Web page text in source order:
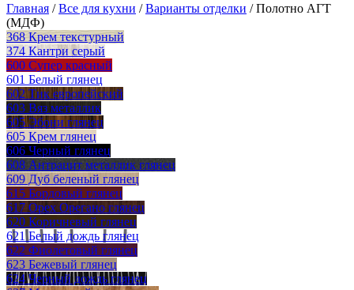
Главная /Все для кухни /Варианты отделки /Полотно АГТ
(МДФ)
368 Крем текстурный
374 Кантри серый
600 Супер красный
601 Белый глянец
602 Тик европейский
603 Вяз металлик
605 Эбони глянец
605 Крем глянец
606 Черный глянец
608 Антрацит металлик глянец
609 Дуб беленый глянец
615 Бордовый глянец
617 Орех Орегано глянец
620 Коричневый глянец
621 Белый дождь глянец
622 Фиолетовый глянец
623 Бежевый глянец
624 Черный дождь глянец